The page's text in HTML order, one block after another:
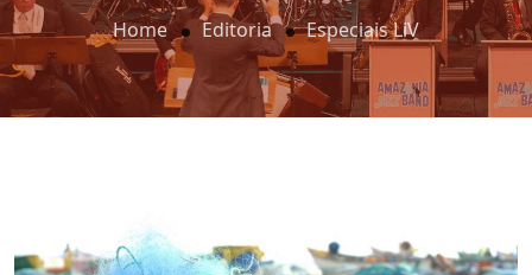
Home Editoria Especiais LiV